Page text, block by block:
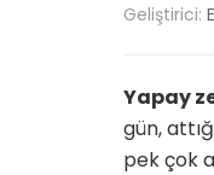
Geliştirici:
Yapay
gün,
pek çok